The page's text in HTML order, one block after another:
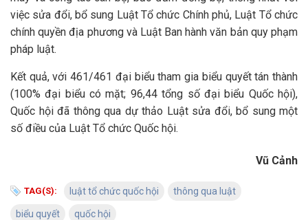
việc sửa đổi, bổ sung Luật Tổ chức Chính phủ, Luật Tổ chức
chính quyền địa phương và Luật Ban hành văn bản quy phạm
pháp luật.
Kết quả, với 461/461 đại biểu tham gia biểu quyết tán thành
(100% đại biểu có mặt; 96,44 tổng số đại biểu Quốc hội),
Quốc hội đã thông qua dự thảo Luật sửa đổi, bổ sung một
số điều của Luật Tổ chức Quốc hội.
Vũ Cảnh
TAG(S): luật tổ chức quốc hội thông qua luật
biểu quyết quốc hội